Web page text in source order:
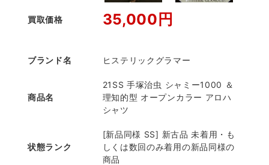
買取価格 35,000円
ブランド名 ヒステリックグラマー
商品名
21SS 手塚治虫 シャミー1000 ＆
理知的型 オープンカラー アロハ
シャツ
状態ランク
[新品同様 SS] 新古品 未着用・も
しくは数回のみ着用の新品同様の
商品